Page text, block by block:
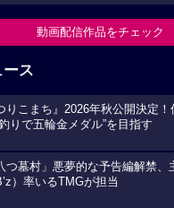
動画配信作品をチェック
ス
りこまち』2026年秋公開決定
りで五輪金メダル”を目指す
つ墓村」悪夢的な予告編解禁
）率いるTMGが担当